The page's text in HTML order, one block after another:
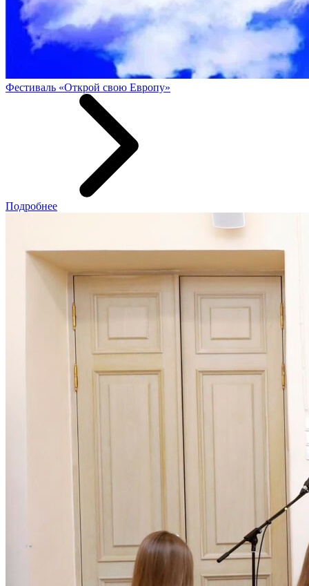
Фестиваль «Открой свою Европу»
Подробнее